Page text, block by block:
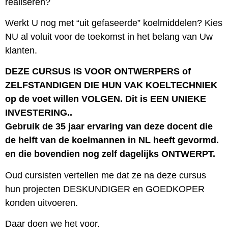
Werkt U nog met “uit gefaseerde” koelmiddelen? Kies
NU al voluit voor de toekomst in het belang van Uw
klanten.
DEZE CURSUS IS VOOR ONTWERPERS of
ZELFSTANDIGEN DIE HUN VAK KOELTECHNIEK
op de voet willen VOLGEN. Dit is EEN UNIEKE
INVESTERING..
Gebruik de 35 jaar ervaring van deze docent die
de helft van de koelmannen in NL heeft gevormd.
en die bovendien nog zelf dagelijks ONTWERPT.
Oud cursisten vertellen me dat ze na deze cursus
hun projecten DESKUNDIGER en GOEDKOPER
konden uitvoeren.
Daar doen we het voor.